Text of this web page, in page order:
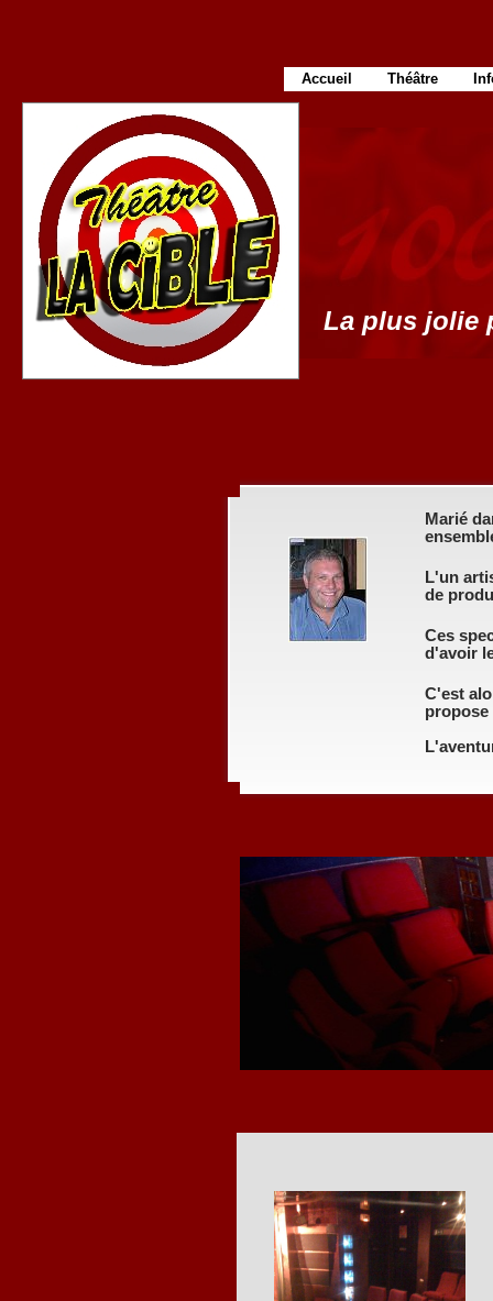
Marié
L'un
de
Ces
d'avoir
C'est
propose
La plus jolie
Accueil Théâtre